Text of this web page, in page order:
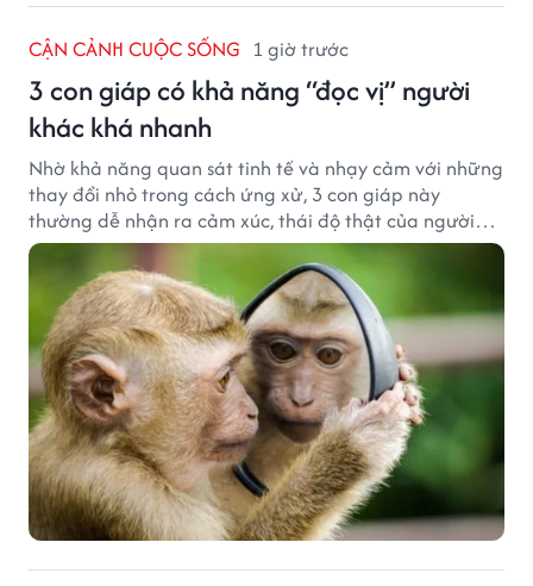
CẬN CẢNH CUỘC SỐNG 1 giờ trước
3 con giáp có khả năng “đọc vị” người
khác khá nhanh
Nhờ khả năng quan sát tinh tế và nhạy cảm với những
thay đổi nhỏ trong cách ứng xử, 3 con giáp này
thường dễ nhận ra cảm xúc, thái độ thật của người
đối diện.